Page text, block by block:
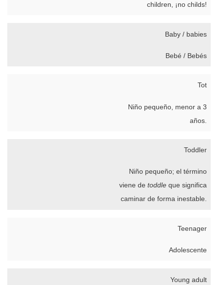
children, ¡no childs!
Baby / babies
Bebé / Bebés
Tot
Niño pequeño, menor a 3
años.
Toddler
Niño pequeño; el término
viene de toddleque significa
caminar de forma inestable.
Teenager
Adolescente
Young adult